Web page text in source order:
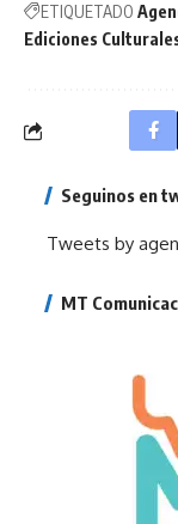
ETIQUETADO
Ediciones
Seguinos en
Tweets by
MT